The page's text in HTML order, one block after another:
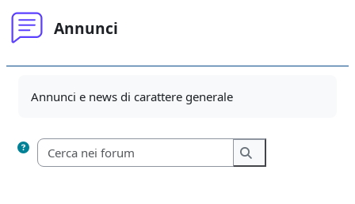
Annunci
Annunci e news di carattere generale
Cerca nei forum
Cerca nei forum